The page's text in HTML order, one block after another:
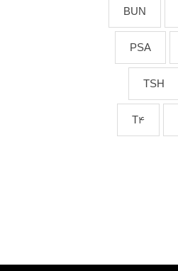
BUN
PSA
TSH
T4